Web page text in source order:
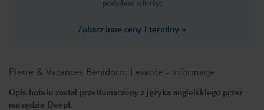
podobne oferty:
Zobacz inne ceny i terminy »
Pierre & Vacances Benidorm Levante - informacje
Opis hotelu został przetłumaczony z języka angielskiego przez
narzędzie DeepL